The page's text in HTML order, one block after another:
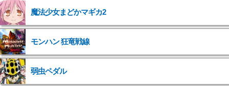
魔法少女まどかマギカ2
モンハン 狂竜戦線
弱虫ペダル